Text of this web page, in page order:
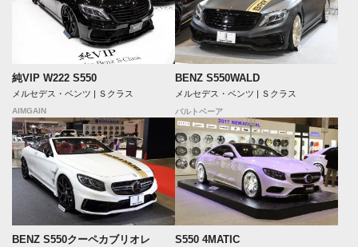
純VIP W222 S550
メルセデス・ベンツ | Ｓクラス
AIMGAIN
BENZ S550WALD
メルセデス・ベンツ | Ｓクラス
バルトベーア
BENZ S550クーペカブリオレ
S550 4MATIC